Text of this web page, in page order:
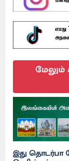
மேலும்
இது தொடர்பா